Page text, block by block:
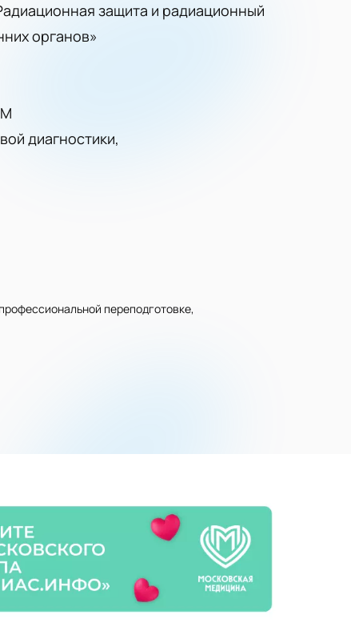
защита и радиационный
органов»
диагностики,
переподготовке,